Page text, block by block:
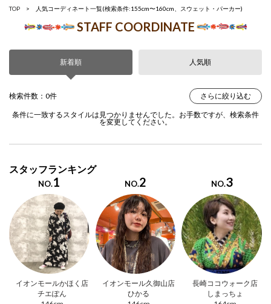
TOP 人気コーディネート一覧(検索条件:155cm〜160cm、スウェット・パーカー)
STAFF COORDINATE
新着順 人気順
検索件数：0件 さらに絞り込む
条件に一致するスタイルは見つかりませんでした。お手数ですが、検索条件
を変更してください。
スタッフランキング
NO.1
イオンモールかほく店
チエぽん
NO.2
イオンモール久御山店
ひかる
NO.3
長崎ココウォーク店
しまっちょ